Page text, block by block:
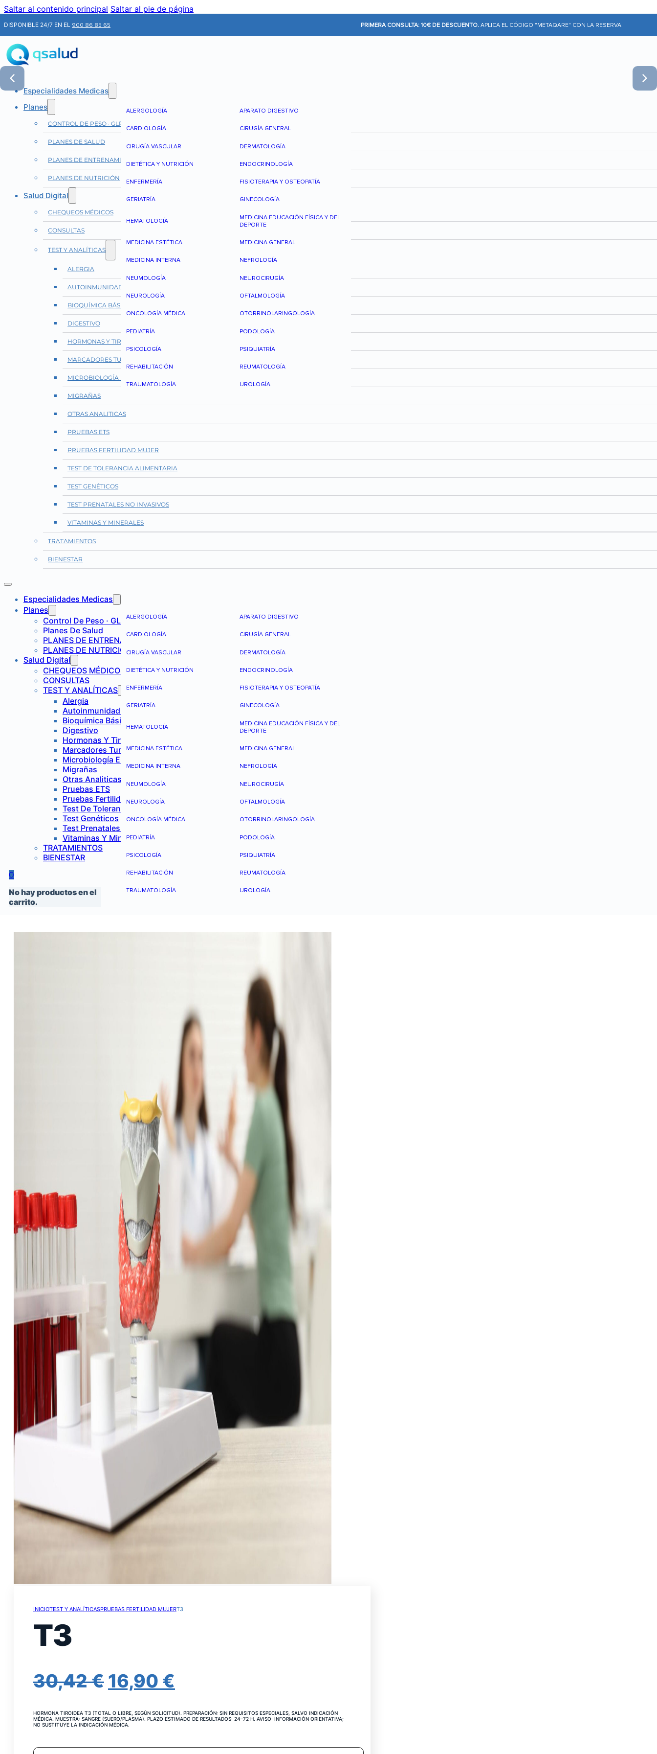
Saltar al contenido principal Saltar al pie de página
DISPONIBLE 24/7 EN EL 900 86 85 65 PRIMERA CONSULTA: 10€ DE DESCUENTO. APLICA EL CÓDIGO "METAQARE" CON LA RESERVA
Especialidades Medicas
ALERGOLOGÍA APARATO DIGESTIVO
CARDIOLOGÍA CIRUGÍA GENERAL
CIRUGÍA VASCULAR DERMATOLOGÍA
DIETÉTICA Y NUTRICIÓN ENDOCRINOLOGÍA
ENFERMERÍA FISIOTERAPIA Y OSTEOPATÍA
GERIATRÍA GINECOLOGÍA
HEMATOLOGÍA
MEDICINA EDUCACIÓN FÍSICA Y DEL
DEPORTE
MEDICINA ESTÉTICA MEDICINA GENERAL
MEDICINA INTERNA NEFROLOGÍA
NEUMOLOGÍA NEUROCIRUGÍA
NEUROLOGÍA OFTALMOLOGÍA
ONCOLOGÍA MÉDICA OTORRINOLARINGOLOGÍA
PEDIATRÍA PODOLOGÍA
PSICOLOGÍA PSIQUIATRÍA
REHABILITACIÓN REUMATOLOGÍA
TRAUMATOLOGÍA UROLOGÍA
Planes
CONTROL DE PESO · GLP-1
PLANES DE SALUD
PLANES DE ENTRENAMIENTO
PLANES DE NUTRICIÓN
Salud Digital
CHEQUEOS MÉDICOS
CONSULTAS
TEST Y ANALÍTICAS
ALERGIA
AUTOINMUNIDAD Y REUMATOLOGÍA
BIOQUÍMICA BÁSICA
DIGESTIVO
HORMONAS Y TIROIDES
MARCADORES TUMORALES
MICROBIOLOGÍA E INFECCIONES
MIGRAÑAS
OTRAS ANALITICAS
PRUEBAS ETS
PRUEBAS FERTILIDAD MUJER
TEST DE TOLERANCIA ALIMENTARIA
TEST GENÉTICOS
TEST PRENATALES NO INVASIVOS
VITAMINAS Y MINERALES
TRATAMIENTOS
BIENESTAR
Especialidades Medicas
ALERGOLOGÍA APARATO DIGESTIVO
CARDIOLOGÍA CIRUGÍA GENERAL
CIRUGÍA VASCULAR DERMATOLOGÍA
DIETÉTICA Y NUTRICIÓN ENDOCRINOLOGÍA
ENFERMERÍA FISIOTERAPIA Y OSTEOPATÍA
GERIATRÍA GINECOLOGÍA
HEMATOLOGÍA
MEDICINA EDUCACIÓN FÍSICA Y DEL
DEPORTE
MEDICINA ESTÉTICA MEDICINA GENERAL
MEDICINA INTERNA NEFROLOGÍA
NEUMOLOGÍA NEUROCIRUGÍA
NEUROLOGÍA OFTALMOLOGÍA
ONCOLOGÍA MÉDICA OTORRINOLARINGOLOGÍA
PEDIATRÍA PODOLOGÍA
PSICOLOGÍA PSIQUIATRÍA
REHABILITACIÓN REUMATOLOGÍA
TRAUMATOLOGÍA UROLOGÍA
Planes
Control De Peso · GLP-1
Planes De Salud
PLANES DE ENTRENAMIENTO
PLANES DE NUTRICIÓN
Salud Digital
CHEQUEOS MÉDICOS
CONSULTAS
TEST Y ANALÍTICAS
Alergia
Autoinmunidad Y Reumatología
Bioquímica Básica
Digestivo
Hormonas Y Tiroides
Marcadores Tumorales
Microbiología E Infecciones
Migrañas
Otras Analiticas
Pruebas ETS
Pruebas Fertilidad Mujer
Test De Tolerancia Alimentaria
Test Genéticos
Test Prenatales No Invasivos
Vitaminas Y Minerales
TRATAMIENTOS
BIENESTAR
0
No hay productos en el
carrito.
INICIOTEST Y ANALÍTICASPRUEBAS FERTILIDAD MUJERT3
T3
30,42€ EL
ORIGINAL
ERA:
16,90 €
ACTUAL
ES:
HORMONA TIROIDEA T3 (TOTAL O LIBRE, SEGÚN SOLICITUD). PREPARACIÓN: SIN REQUISITOS ESPECIALES, SALVO INDICACIÓN
MÉDICA. MUESTRA: SANGRE (SUERO/PLASMA). PLAZO ESTIMADO DE RESULTADOS: 24–72 H. AVISO: INFORMACIÓN ORIENTATIVA;
NO SUSTITUYE LA INDICACIÓN MÉDICA.
T3